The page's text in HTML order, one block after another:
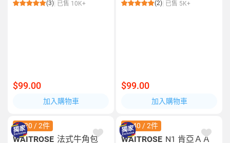
(3) 已售 10K+
$99.00
加入購物車
(2) 已售 5K+
$99.00
加入購物車
$120 / 2件
WAITROSE 法式牛角包
$140 / 2件
WAITROSE N1 肯亞ＡＡ